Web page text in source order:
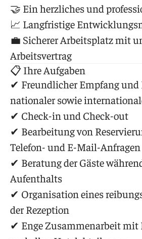
🤝 Ein herzliches und
📈 Langfristige
💼 Sicherer Arbeitsplatz mit
Arbeitsvertrag
📋 Ihre Aufgaben
✔ Freundlicher Empfang und
nationaler sowie
✔ Check-in und Check-out
✔ Bearbeitung von
Telefon- und E-Mail-Anfragen
✔ Beratung der Gäste
Aufenthalts
✔ Organisation eines
der Rezeption
✔ Enge Zusammenarbeit mit